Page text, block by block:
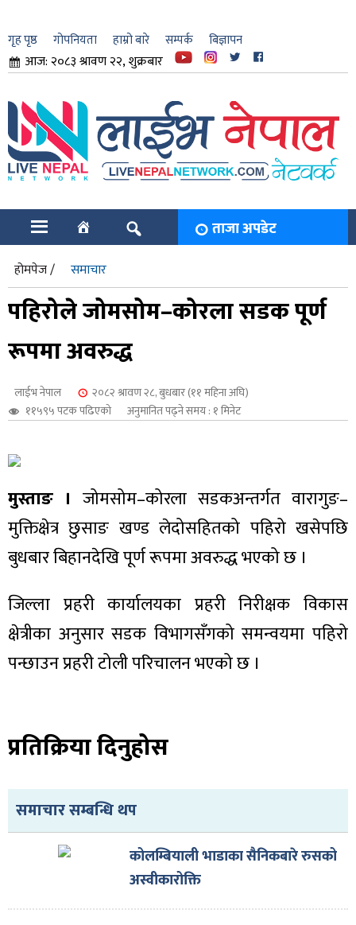
गृह पृष्ठ गोपनियता हाम्रो बारे सम्पर्क बिज्ञापन
आज: २०८३ श्रावण २२, शुक्रबार
ताजा अपडेट
होमपेज / समाचार
पहिरोले जोमसोम–कोरला सडक पूर्ण
रूपमा अवरुद्ध
लाईभ नेपाल
२०८२ श्रावण २८, बुधबार (११ महिना अघि)
११५९५ पटक पढिएको
अनुमानित पढ्ने समय : १ मिनेट
मुस्ताङ । जोमसोम–कोरला सडकअन्तर्गत वारागुङ–
मुक्तिक्षेत्र छुसाङ खण्ड लेदोसहितको पहिरो खसेपछि
बुधबार बिहानदेखि पूर्ण रूपमा अवरुद्ध भएको छ ।
जिल्ला प्रहरी कार्यालयका प्रहरी निरीक्षक विकास
क्षेत्रीका अनुसार सडक विभागसँगको समन्वयमा पहिरो
पन्छाउन प्रहरी टोली परिचालन भएको छ ।
प्रतिक्रिया दिनुहोस
समाचार सम्बन्धि थप
कोलम्बियाली भाडाका सैनिकबारे रुसको
अस्वीकारोक्ति